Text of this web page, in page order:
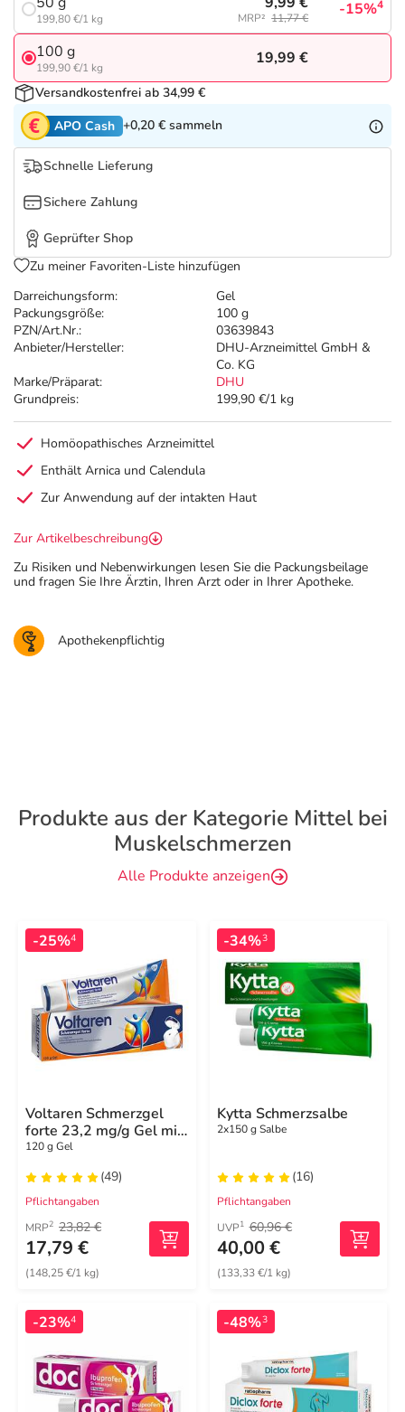
Tierapotheke
Vitamine & Mineralstoffe
Marken
Salus Deals
Darreichungsform:
Gel
Packungsgröße:
100 g
PZN/Art.Nr.:
03639843
Anbieter/Hersteller:
DHU-Arzneimittel GmbH &
Co. KG
Marke/Präparat:
DHU
Grundpreis:
199,90 €/1 kg
199,80 €/1 kg MRP² 11,77 € -15%4
100 g
199,90 €/1 kg
19,99 €
Versandkostenfrei ab 34,99 €
APO Cash +0,20 € sammeln
Schnelle Lieferung
Sichere Zahlung
Geprüfter Shop
Zu meiner Favoriten-Liste hinzufügen
Homöopathisches Arzneimittel
Enthält Arnica und Calendula
Zur Anwendung auf der intakten Haut
Zur Artikelbeschreibung
Zu Risiken und Nebenwirkungen lesen Sie die Packungsbeilage
und fragen Sie Ihre Ärztin, Ihren Arzt oder in Ihrer Apotheke.
Apothekenpflichtig
Produkte aus der Kategorie Mittel bei
Muskelschmerzen
Alle Produkte anzeigen
-25%4
Voltaren Schmerzgel
forte 23,2 mg/g Gel mit
Diclofenac
120 g Gel
(49)
Pflichtangaben
MRP2 23,82 €
17,79 €
(148,25 €/1 kg)
-34%3
Kytta Schmerzsalbe
2x150 g Salbe
(16)
Pflichtangaben
UVP1 60,96 €
40,00 €
(133,33 €/1 kg)
-23%4 -48%3